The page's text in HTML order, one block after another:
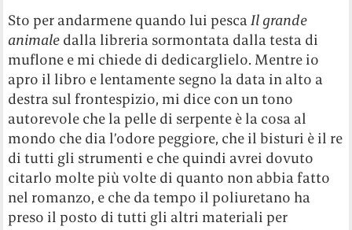
Sto per andarmene quando lui pescaIl grande
animale dalla libreria sormontata dalla testa di
muflone e mi chiede di dedicarglielo. Mentre io
apro il libro e lentamente segno la data in alto a
destra sul frontespizio, mi dice con un tono
autorevole che la pelle di serpente è la cosa al
mondo che dia l’odore peggiore, che il bisturi è il re
di tutti gli strumenti e che quindi avrei dovuto
citarlo molte più volte di quanto non abbia fatto
nel romanzo, e che da tempo il poliuretano ha
preso il posto di tutti gli altri materiali per